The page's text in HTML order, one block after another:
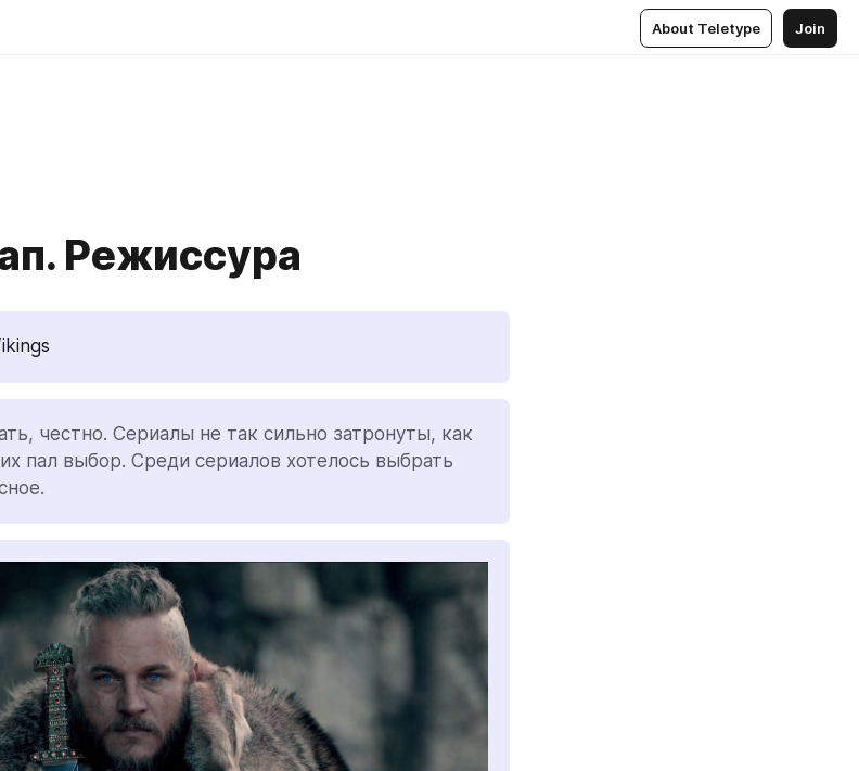
About Teletype Join
Режиссура
честно. Сериалы не так сильно затронуты, как
пал выбор. Среди сериалов хотелось выбрать